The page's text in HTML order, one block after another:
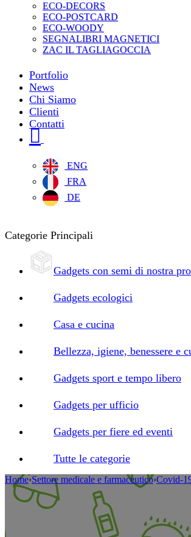
ECO-DECORS
ECO-POSTCARD
ECO-WOODY
SEGNALIBRI MAGNETICI
ZAC IL TAGLIAGOCCIA
Portfolio
News
Chi Siamo
Clienti
Contatti
ENG
FRA
DE
Categorie Principali
Gadgets con semi di nostra
Gadgets ecologici
Casa e cucina
Bellezza, igiene, benessere e
Gadgets sport e tempo libero
Gadgets per ufficio
Gadgets per fiere ed eventi
Tutte le categorie
Home›Settore medicale e farmaceutico›Covid-